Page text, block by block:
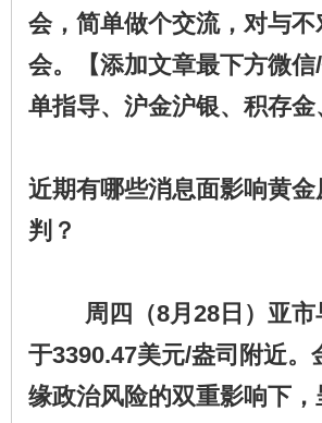
会，简单做个交流，对与
会。【添加文章最下方微
单指导、沪金沪银、积存
近期有哪些消息面影响黄
判？
周四（8月28日）亚
于3390.47美元/盎司附近
缘政治风险的双重影响下